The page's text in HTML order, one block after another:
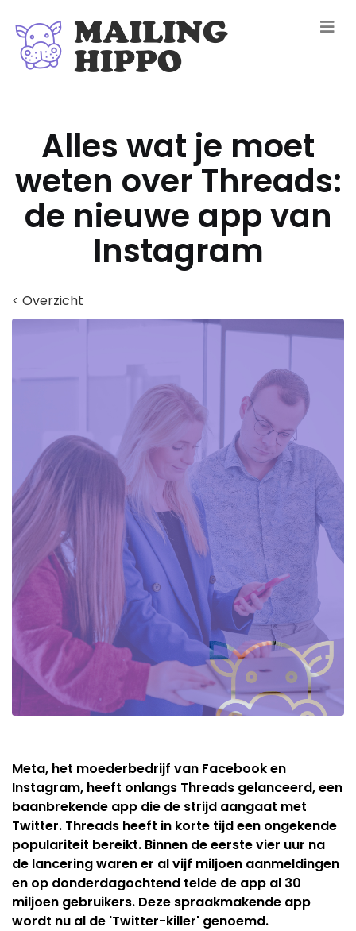
Alles wat je moet
weten over Threads:
de nieuwe app van
Instagram
< Overzicht
Meta, het moederbedrijf van Facebook en
Instagram, heeft onlangs Threads gelanceerd, een
baanbrekende app die de strijd aangaat met
Twitter. Threads heeft in korte tijd een ongekende
populariteit bereikt. Binnen de eerste vier uur na
de lancering waren er al vijf miljoen aanmeldingen
en op donderdagochtend telde de app al 30
miljoen gebruikers. Deze spraakmakende app
wordt nu al de 'Twitter-killer' genoemd.